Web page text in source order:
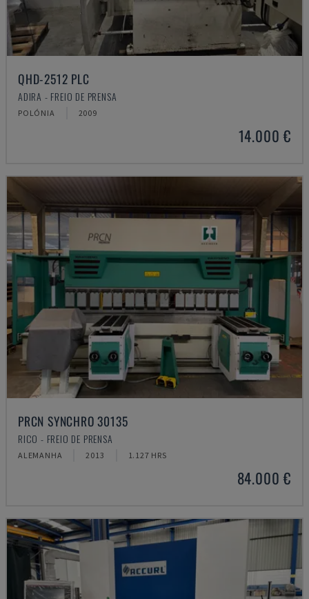
QHD-2512 PLC
ADIRA - FREIO DE PRENSA
POLÓNIA 2009
14.000 €
PRCN SYNCHRO 30135
RICO - FREIO DE PRENSA
ALEMANHA 2013 1.127 HRS
84.000 €